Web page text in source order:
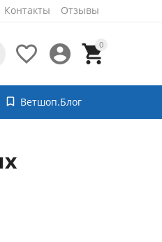
Контакты Отзывы
0



bookmark_border Ветшоп.Блог